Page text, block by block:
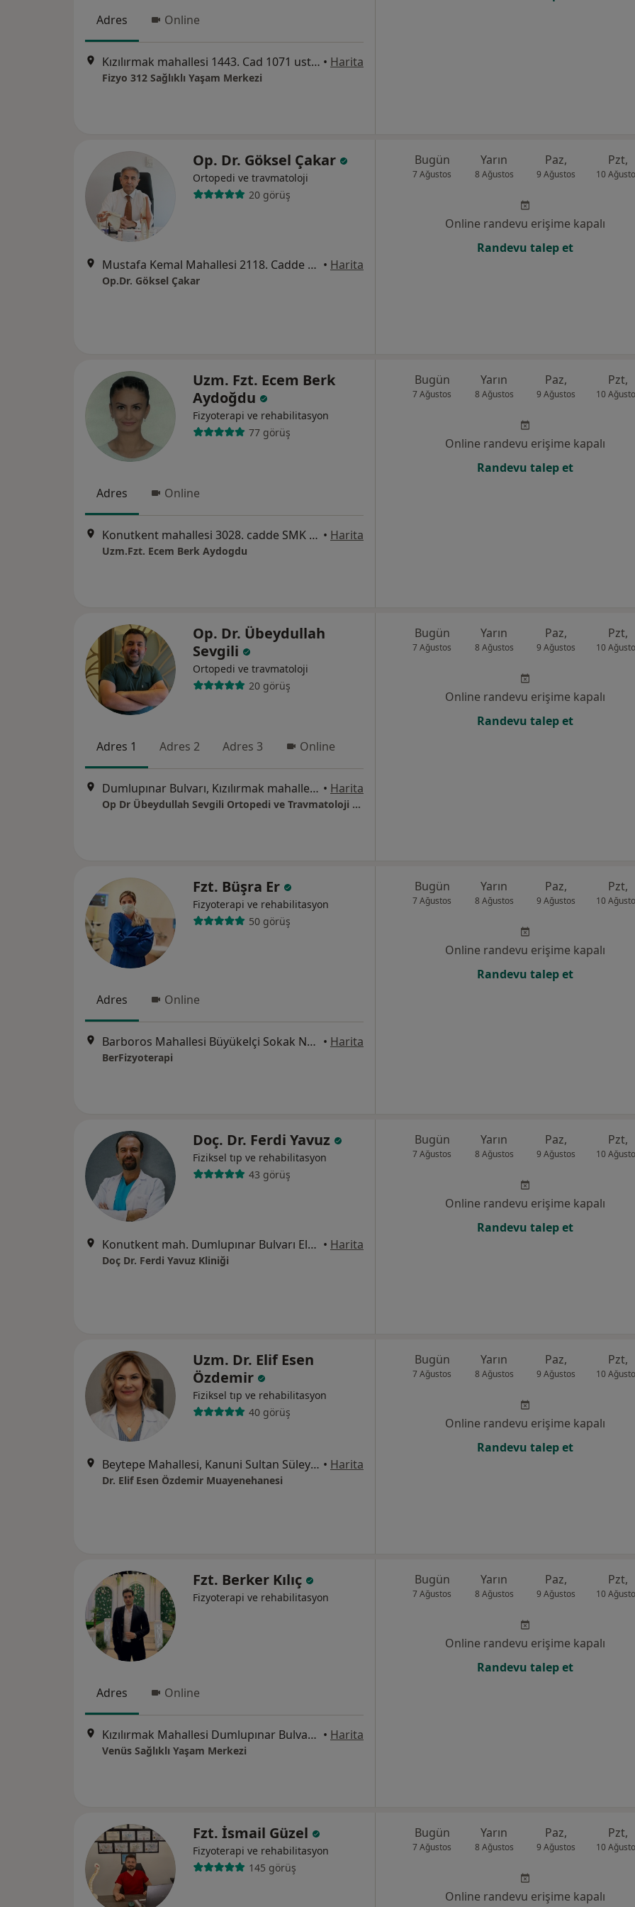
Adres Online
Kızılırmak mahallesi 1443. Cad 1071 usta plaza B blok kat 7 no 61, Ankara • Harita
Fizyo 312 Sağlıklı Yaşam Merkezi
Op. Dr. Göksel Çakar
Ortopedi ve travmatoloji
20 görüş
Mustafa Kemal Mahallesi 2118. Cadde No:4/B Maidan B Blok No:74, Ankara • Harita
Op.Dr. Göksel Çakar
Bugün
7 Ağustos
Yarın
8 Ağustos
Paz,
9 Ağustos
Pzt,
10
Online randevu erişime kapalı
Randevu talep et
Uzm. Fzt. Ecem Berk
Aydoğdu
Fizyoterapi ve rehabilitasyon
77 görüş
Adres Online
Konutkent mahallesi 3028. cadde SMK Tower kat 4 daire 21, Ankara • Harita
Uzm.Fzt. Ecem Berk Aydogdu
Bugün
7 Ağustos
Yarın
8 Ağustos
Paz,
9 Ağustos
Pzt,
10
Online randevu erişime kapalı
Randevu talep et
Op. Dr. Übeydullah
Sevgili
Ortopedi ve travmatoloji
20 görüş
Adres 1 Adres 2 Adres 3 Online
Dumlupınar Bulvarı, Kızılırmak mahallesi, Ankara • Harita
Op Dr Übeydullah Sevgili Ortopedi ve Travmatoloji Muayenehanesi
Bugün
7 Ağustos
Yarın
8 Ağustos
Paz,
9 Ağustos
Pzt,
10
Online randevu erişime kapalı
Randevu talep et
Fzt. Büşra Er
Fizyoterapi ve rehabilitasyon
50 görüş
Adres Online
Barboros Mahallesi Büyükelçi Sokak No: 20/1 Çankaya/Ankara, Ankara • Harita
BerFizyoterapi
Bugün
7 Ağustos
Yarın
8 Ağustos
Paz,
9 Ağustos
Pzt,
10
Online randevu erişime kapalı
Randevu talep et
Doç. Dr. Ferdi Yavuz
Fiziksel tıp ve rehabilitasyon
43 görüş
Konutkent mah. Dumlupınar Bulvarı Elya Center Tower Kat:4 Çayyolu, Ankara • Harita
Doç Dr. Ferdi Yavuz Kliniği
Bugün
7 Ağustos
Yarın
8 Ağustos
Paz,
9 Ağustos
Pzt,
10
Online randevu erişime kapalı
Randevu talep et
Uzm. Dr. Elif Esen
Özdemir
Fiziksel tıp ve rehabilitasyon
40 görüş
Beytepe Mahallesi, Kanuni Sultan Süleyman Bulvarı, 5345 Sokak Vitrin Beytepe Plaza, Kat:2, Daire:28, Çankaya • Harita
Dr. Elif Esen Özdemir Muayenehanesi
Bugün
7 Ağustos
Yarın
8 Ağustos
Paz,
9 Ağustos
Pzt,
10
Online randevu erişime kapalı
Randevu talep et
Fzt. Berker Kılıç
Fizyoterapi ve rehabilitasyon
Adres Online
Kızılırmak Mahallesi Dumlupınar Bulvarı Yda Center A2 Blok 7. Kat 251, Ankara • Harita
Venüs Sağlıklı Yaşam Merkezi
Bugün
7 Ağustos
Yarın
8 Ağustos
Paz,
9 Ağustos
Pzt,
10
Online randevu erişime kapalı
Randevu talep et
Fzt. İsmail Güzel
Fizyoterapi ve rehabilitasyon
145 görüş
Bugün
7 Ağustos
Yarın
8 Ağustos
Paz,
9 Ağustos
Pzt,
10
Online randevu erişime kapalı